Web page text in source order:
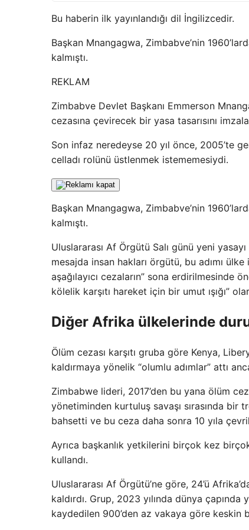
Bu haberin ilk yayınlandığı dil İngilizcedir.
Başkan Mnangagwa, Zimbabve’nin
kalmıştı.
REKLAM
Zimbabve Devlet Başkanı Emmerson
cezasına çevirecek bir yasa tasarısını
Son infaz neredeyse 20 yıl önce, 2005’te
celladı rolünü üstlenmek istememesiydi.
Başkan Mnangagwa, Zimbabve’nin
kalmıştı.
Uluslararası Af Örgütü Salı günü yeni
mesajda insan hakları örgütü, bu adımı
aşağılayıcı cezaların” sona erdirilmesinde
kölelik karşıtı hareket için bir umut ışığı”
Diğer Afrika ülkelerinde
Ölüm cezası karşıtı gruba göre Kenya,
kaldırmaya yönelik “olumlu adımlar” attı
Zimbabwe lideri, 2017’den bu yana ölüm
yönetiminden kurtuluş savaşı sırasında bir
bahsetti ve bu ceza daha sonra 10 yıla
Ayrıca başkanlık yetkilerini birçok kez
kullandı.
Uluslararası Af Örgütü’ne göre, 24’ü
kaldırdı. Grup, 2023 yılında dünya
kaydedilen 900’den az vakaya göre keskin